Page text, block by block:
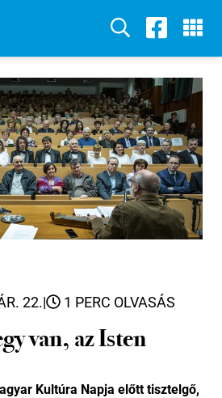
22.| 1 PERC OLVASÁS
van, az Isten
Kultúra Napja előtt tisztelgő,